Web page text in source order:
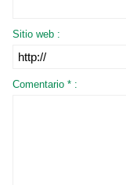
Sitio web :
Comentario * :